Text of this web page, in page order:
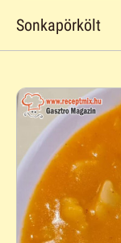
Sonkapörkölt